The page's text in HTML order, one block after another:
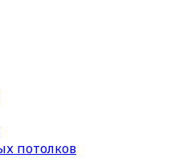
потолков